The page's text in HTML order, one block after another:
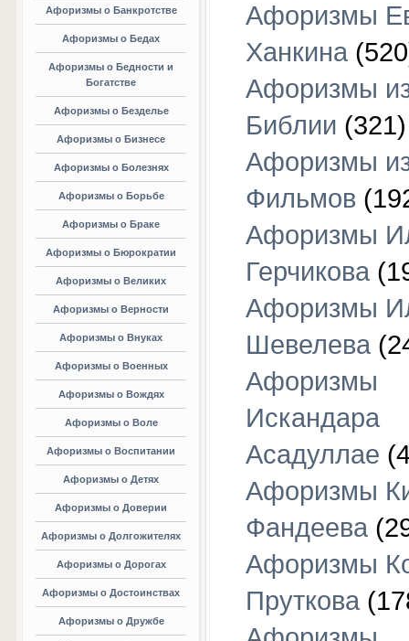
Афоризмы о Банкротстве
Афоризмы о Бедах
Афоризмы о Бедности и
Богатстве
Афоризмы о Безделье
Афоризмы о Бизнесе
Афоризмы о Болезнях
Афоризмы о Борьбе
Афоризмы о Браке
Афоризмы о Бюрократии
Афоризмы о Великих
Афоризмы о Верности
Афоризмы о Внуках
Афоризмы о Военных
Афоризмы о Вождях
Афоризмы о Воле
Афоризмы о Воспитании
Афоризмы о Детях
Афоризмы о Доверии
Афоризмы о Долгожителях
Афоризмы о Дорогах
Афоризмы о Достоинствах
Афоризмы о Дружбе
Афоризмы
Ханкина
Афоризмы
Библии (321)
Афоризмы
Фильмов
Афоризмы
Герчикова
Афоризмы
Шевелева
Афоризмы
Искандара
Асадуллае
Афоризмы
Фандеева
Афоризмы
Пруткова